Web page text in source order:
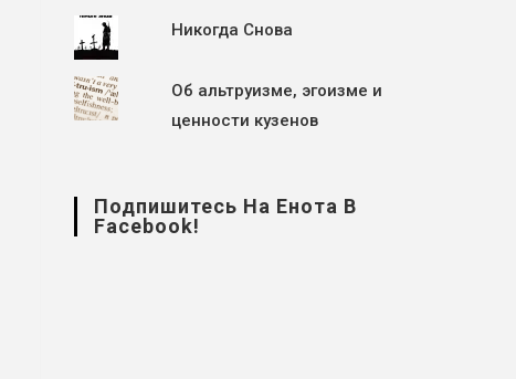
Никогда Снова
Об альтруизме, эгоизме и
ценности кузенов
Подпишитесь На Енота В
Facebook!